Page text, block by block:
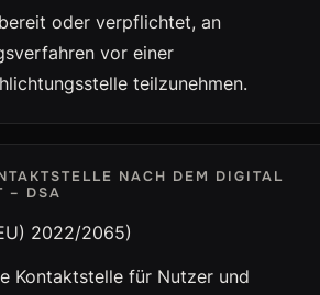
oder verpflichtet, an
vor einer
teilzunehmen.
NACH DEM DIGITAL
– DSA
2022/2065)
Kontaktstelle für Nutzer und